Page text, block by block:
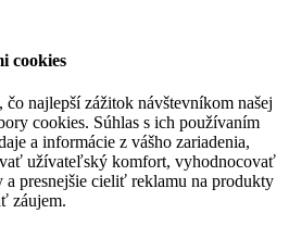
cookies
najlepší zážitok návštevníkom našej
cookies. Súhlas s ich používaním
a informácie z vášho zariadenia,
užívateľský komfort, vyhodnocovať
presnejšie cieliť reklamu na produkty
záujem.